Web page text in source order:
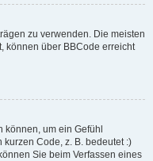
zu verwenden. Die meisten
können über BBCode erreicht
um ein Gefühl
Code, z. B. bedeutet :)
Sie beim Verfassen eines